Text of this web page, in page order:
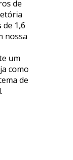
de
de 1,6
nossa
um
como
de